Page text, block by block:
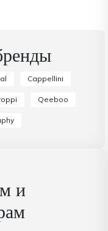
Cappellini
Qeeboo
и